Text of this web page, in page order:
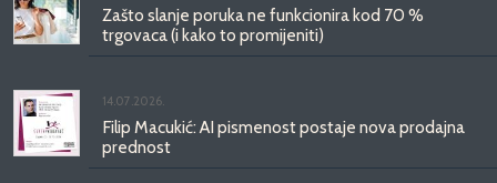
Zašto slanje poruka ne funkcionira kod 70 %
trgovaca (i kako to promijeniti)
14.07.2026.
Filip Macukić: AI pismenost postaje nova prodajna
prednost